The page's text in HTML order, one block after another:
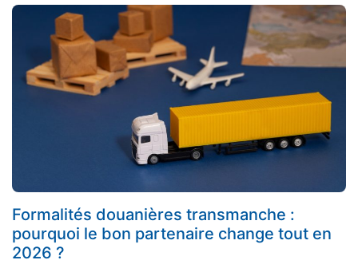
Formalités douanières transmanche :
pourquoi le bon partenaire change tout en
2026 ?